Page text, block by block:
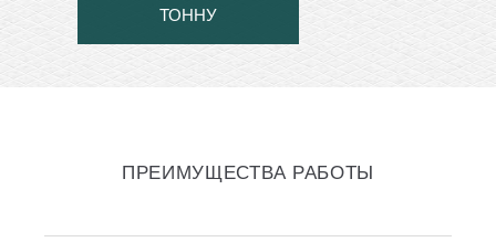
ТОННУ
ПРЕИМУЩЕСТВА РАБОТЫ